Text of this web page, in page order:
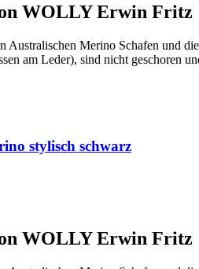
WOLLY Erwin Fritz
Australischen Merino Schafen und
am Leder), sind nicht geschoren
stylisch schwarz
WOLLY Erwin Fritz